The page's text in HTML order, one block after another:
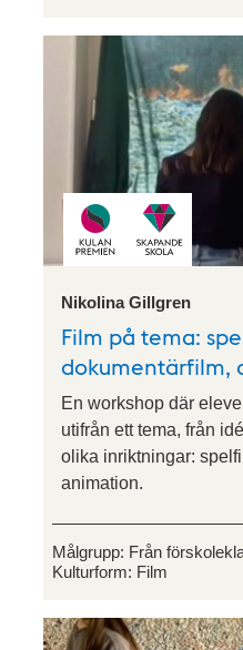
Nikolina Gillgren
Film på tema:
dokumentärfilm,
En workshop där
utifrån ett tema, från
olika inriktningar:
animation.
Målgrupp: Från
Kulturform: Film